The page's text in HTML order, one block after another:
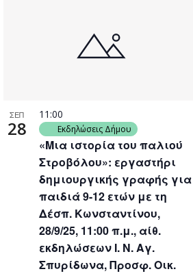
ΣΕΠ
28
«Μια ιστορία του παλιού
Στροβόλου»: εργαστήρι
δημιουργικής γραφής για
παιδιά 9-12 ετών με τη
Δέσπ. Κωνσταντίνου,
28/9/25, 11:00 π.μ., αίθ.
εκδηλώσεων Ι. Ν. Αγ.
Σπυρίδωνα, Προσφ. Οικ.
11:00
Εκδηλώσεις Δήμου